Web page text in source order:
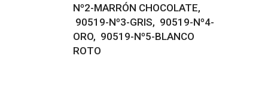
Nº2-MARRÓN CHOCOLATE,
90519-Nº3-GRIS, 90519-Nº4-
ORO, 90519-Nº5-BLANCO
ROTO